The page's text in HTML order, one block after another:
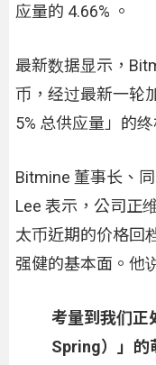
应量的 4.66% 。
最新数据显示，
币，经过最新一轮
5% 总供应量」的
Bitmine 董事长、
Lee 表示，公司正
太币近期的价格回
强健的基本面。他
考量到我们正
Spring）」的